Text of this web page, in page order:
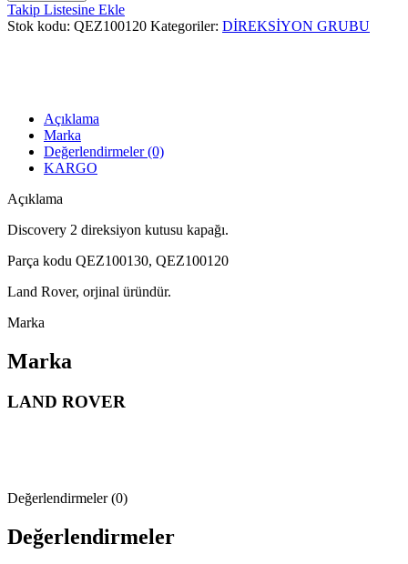
Takip Listesine Ekle
Stok kodu: QEZ100120 Kategoriler: DİREKSİYON GRUBU
Açıklama
Marka
Değerlendirmeler (0)
KARGO
Açıklama
Discovery 2 direksiyon kutusu kapağı.
Parça kodu QEZ100130, QEZ100120
Land Rover, orjinal üründür.
Marka
Marka
LAND ROVER
Değerlendirmeler (0)
Değerlendirmeler